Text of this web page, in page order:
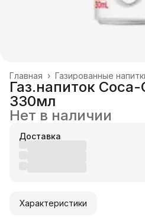
Газированные
Главная ›
Газ.напиток Coca-
330мл
Нет в наличии
Доставка
Характеристики